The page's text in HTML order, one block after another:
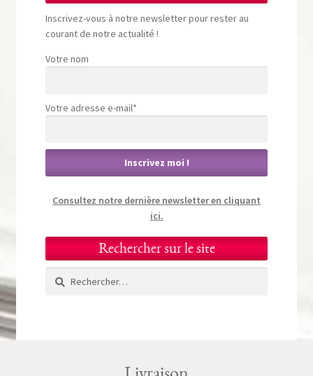
Inscrivez-vous à notre newsletter pour rester au
courant de notre actualité !
Votre nom
Votre adresse e-mail*
Consultez notre dernière newsletter en cliquant
ici.
Rechercher sur le site
Rechercher :